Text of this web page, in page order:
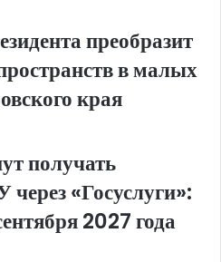
преобразит
в малых
края
получать
«Госуслуги»:
2027 года